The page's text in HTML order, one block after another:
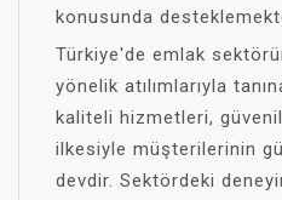
konusunda
Türkiye'de emlak
yönelik atılımlarıyla
kaliteli hizmetleri,
ilkesiyle müşterilerinin
devdir. Sektördeki